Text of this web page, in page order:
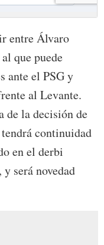
entre Álvaro
que puede
ante el PSG y
al Levante.
de la decisión de
continuidad
en el derbi
será novedad